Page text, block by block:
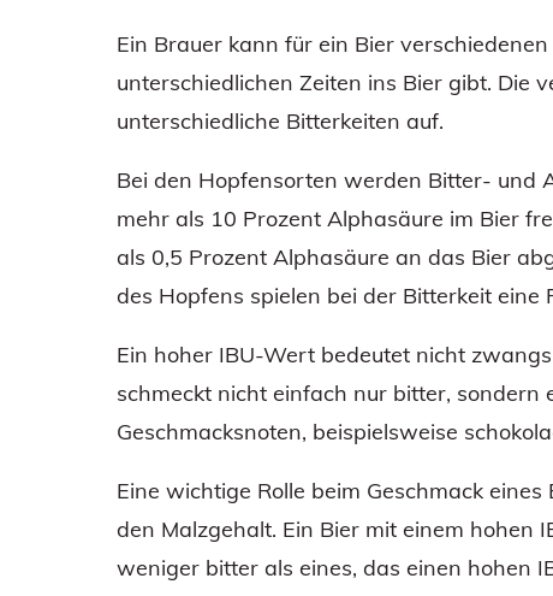
Ein Brauer kann für ein Bier
unterschiedlichen Zeiten ins Bier gibt. Die
unterschiedliche Bitterkeiten auf.
Bei den Hopfensorten werden Bitter- und
mehr als 10 Prozent Alphasäure im Bier
als 0,5 Prozent Alphasäure an das Bier
des Hopfens spielen bei der Bitterkeit eine
Ein hoher IBU-Wert bedeutet nicht
schmeckt nicht einfach nur bitter, sondern
Geschmacksnoten, beispielsweise
Eine wichtige Rolle beim Geschmack
den Malzgehalt. Ein Bier mit einem hohen
weniger bitter als eines, das einen hohen